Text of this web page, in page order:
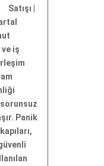
Satışı |
iş
Panik